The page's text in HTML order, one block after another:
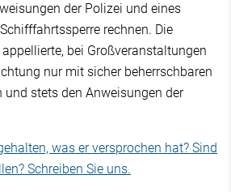
der Polizei und eines
rechnen. Die
bei Großveranstaltungen
nur mit sicher beherrschbaren
und stets den Anweisungen der
was er versprochen hat? Sind
Schreiben Sie uns.